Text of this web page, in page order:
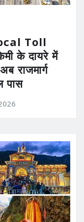
Toll
के दायरे में
राजमार्ग
पास